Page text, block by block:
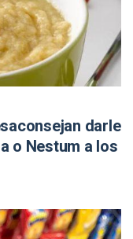
darle
o Nestum a los